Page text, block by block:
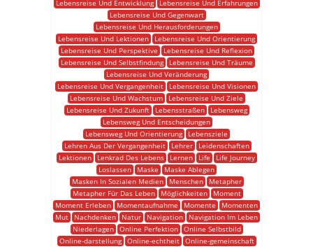
Lebensreise Und Entwicklung
Lebensreise Und Erfahrungen
Lebensreise Und Gegenwart
Lebensreise Und Herausforderungen
Lebensreise Und Lektionen
Lebensreise Und Orientierung
Lebensreise Und Perspektive
Lebensreise Und Reflexion
Lebensreise Und Selbstfindung
Lebensreise Und Träume
Lebensreise Und Veränderung
Lebensreise Und Vergangenheit
Lebensreise Und Visionen
Lebensreise Und Wachstum
Lebensreise Und Ziele
Lebensreise Und Zukunft
Lebensstraßen
Lebensweg
Lebensweg Und Entscheidungen
Lebensweg Und Orientierung
Lebensziele
Lehren Aus Der Vergangenheit
Lehrer
Leidenschaften
Lektionen
Lenkrad Des Lebens Lernen Life
Life Journey
Loslassen
Maske
Maske Ablegen
Masken In Sozialen Medien
Menschen
Metapher
Metapher Für Das Leben
Möglichkeiten
Moment
Moment Erleben
Momentaufnahme Momente
Momenten
Mut
Nachdenken Natur Navigation
Navigation Im Leben
Niederlagen
Online Perfektion
Online Selbstbild
Online-darstellung
Online-echtheit
Online-gemeinschaft